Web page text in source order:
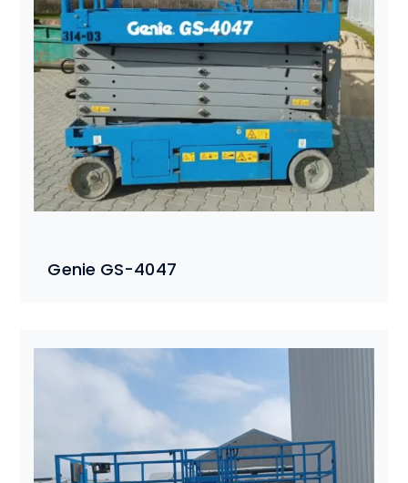
Genie GS-4047